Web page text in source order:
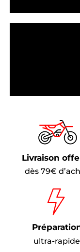
Livraison
dès 79€
ultra-rapide